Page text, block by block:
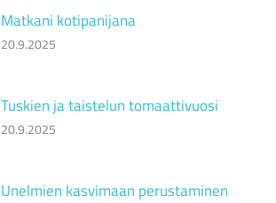
Matkani kotipanijana
20.9.2025
Tuskien ja taistelun tomaattivuosi
20.9.2025
Unelmien kasvimaan perustaminen